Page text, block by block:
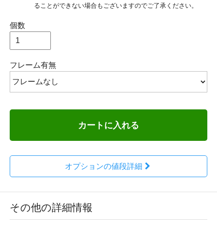
ることができない場合もございますのでご了承ください。
個数
フレーム有無
カートに入れる
オプションの値段詳細
その他の詳細情報